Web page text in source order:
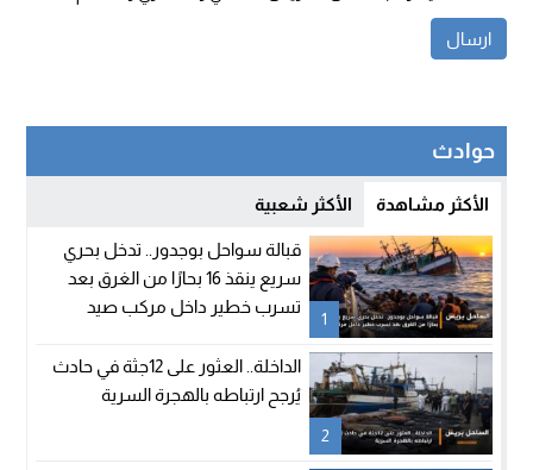
حوادث
الأكثر مشاهدة الأكثر شعبية
1
قبالة سواحل بوجدور.. تدخل بحري
سريع ينقذ 16 بحارًا من الغرق بعد
تسرب خطير داخل مركب صيد
2
الداخلة.. العثور على 12جثة في حادث
يُرجح ارتباطه بالهجرة السرية